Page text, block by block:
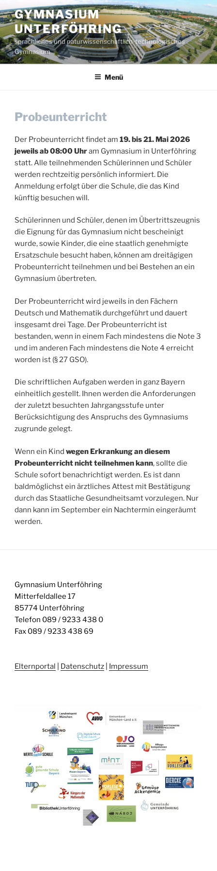
Inhalt
springen
GYMNASIUM
UNTERFÖHRING
sprachliches und naturwissenschaftlich-technologisches
Gymnasium
Menü
Probeunterricht
Der Probeunterricht findet am 19. bis 21. Mai 2026
jeweils ab 08:00 Uhram Gymnasium in Unterföhring
statt. Alle teilnehmenden Schülerinnen und Schüler
werden rechtzeitig persönlich informiert. Die
Anmeldung erfolgt über die Schule, die das Kind
künftig besuchen will.
Schülerinnen und Schüler, denen im Übertrittszeugnis
die Eignung für das Gymnasium nicht bescheinigt
wurde, sowie Kinder, die eine staatlich genehmigte
Ersatzschule besucht haben, können am dreitägigen
Probeunterricht teilnehmen und bei Bestehen an ein
Gymnasium übertreten.
Der Probeunterricht wird jeweils in den Fächern
Deutsch und Mathematik durchgeführt und dauert
insgesamt drei Tage. Der Probeunterricht ist
bestanden, wenn in einem Fach mindestens die Note 3
und im anderen Fach mindestens die Note 4 erreicht
worden ist (§ 27 GSO).
Die schriftlichen Aufgaben werden in ganz Bayern
einheitlich gestellt. Ihnen werden die Anforderungen
der zuletzt besuchten Jahrgangsstufe unter
Berücksichtigung des Anspruchs des Gymnasiums
zugrunde gelegt.
Wenn ein Kind wegen Erkrankung an diesem
Probeunterricht nicht teilnehmen kann, sollte die
Schule sofort benachrichtigt werden. Es ist dann
baldmöglichst ein ärztliches Attest mit Bestätigung
durch das Staatliche Gesundheitsamt vorzulegen. Nur
dann kann im September ein Nachtermin eingeräumt
werden.
Gymnasium Unterföhring
Mitterfeldallee 17
85774 Unterföhring
Telefon 089 / 9233 438 0
Fax 089 / 9233 438 69
Elternportal Datenschutz Impressum